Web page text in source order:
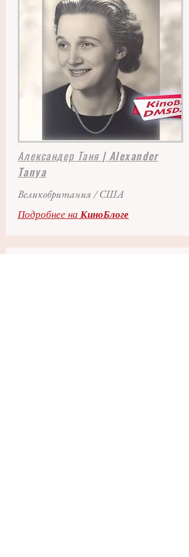
Александер Таня | Alexander
Tanya
Великобритания / США
Подробнее на КиноБлоге